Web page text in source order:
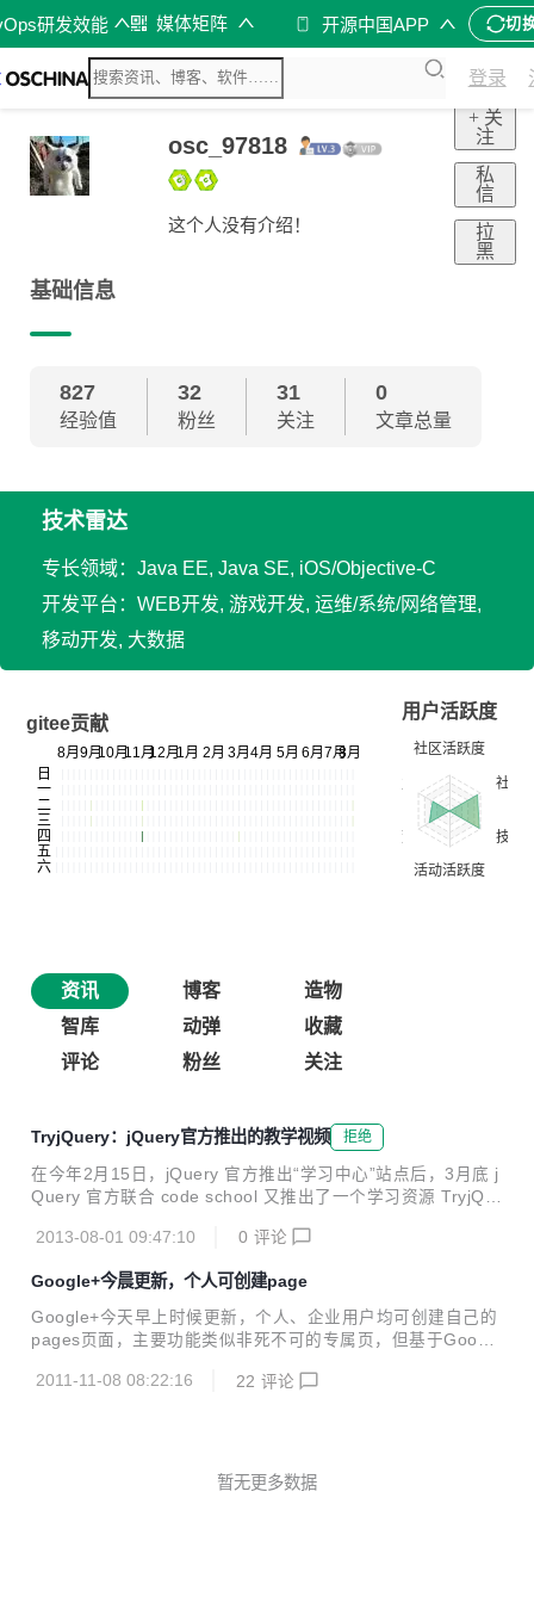
研发效能 媒体矩阵 开源中国APP 切
登录
osc_97818
这个人没有介绍！
+ 关
注
私
信
拉
黑
基础信息
827
经验值
32
粉丝
31
关注
0
文章总量
技术雷达
专长领域：Java EE, Java SE, iOS/Objective-C
开发平台：WEB开发, 游戏开发, 运维/系统/网络管理,
移动开发, 大数据
gitee贡献
用户活跃度
资讯 博客
造物
智库
动弹
收藏
评论
粉丝 关注
TryjQuery：jQuery官方推出的教学视频 拒绝
在今年2月15日，jQuery 官方推出“学习中心”站点后，3月底 j
Query 官方联合 code school 又推出了一个学习资源 TryjQu
@程序员的那些事 发了一条微博，推荐了这个资源、如果你用
章。 在微博推荐后，@梦境漫游指南 在评论中表示想把那 14
个视频翻译成中文。我们转发并评论后，随后有几位朋友和他
一起开始了译制。 第一集：What is jQuery 第一集视频完全
由@梦境漫游指南 译制 第二集：Using jQuery 第二集听译：
@道曰修...
2013-08-01 09:47:10 0 评论
Google+今晨更新，个人可创建page
Google+今天早上时候更新，个人、企业用户均可创建自己的
pages页面，主要功能类似非死不可的专属页，但基于Google
创建page的浪潮，比如linus同学，本想创建linux page结果
用，使得企业在G友之间的传播...
2011-11-08 08:22:16 22 评论
暂无更多数据